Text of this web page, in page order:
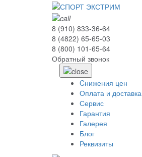
8 (910) 833-36-64
8 (4822) 65-65-03
8 (800) 101-65-64
Обратный звонок
Cнижения цен
Оплата и доставка
Сервис
Гарантия
Галерея
Блог
Реквизиты